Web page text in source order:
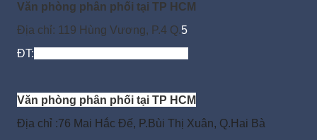
Văn phòng phân phối tại TP HCM
Địa chỉ: 119 Hùng Vương, P.4 Q.5
ĐT:
Văn phòng phân phối tại TP HCM
Địa chỉ :76 Mai Hắc Đế, P.Bùi Thị Xuân, Q.Hai Bà